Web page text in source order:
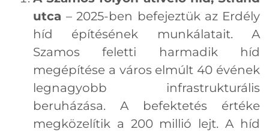
utca– 2025-ben befejeztük az Erdély
híd építésének munkálatait. A
Szamos feletti harmadik híd
megépítése a város elmúlt 40 évének
legnagyobb infrastrukturális
beruházása. A befektetés értéke
megközelítik a 200 millió lejt. A híd